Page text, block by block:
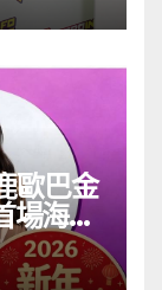
歐巴金
場海外